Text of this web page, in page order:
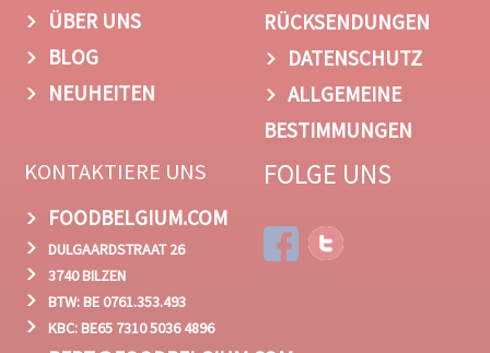
ÜBER UNS
BLOG
NEUHEITEN
RÜCKSENDUNGEN
DATENSCHUTZ
ALLGEMEINE
BESTIMMUNGEN
KONTAKTIERE UNS
FOODBELGIUM.COM
DULGAARDSTRAAT 26
3740 BILZEN
BTW: BE 0761.353.493
KBC: BE65 7310 5036 4896
FOLGE UNS